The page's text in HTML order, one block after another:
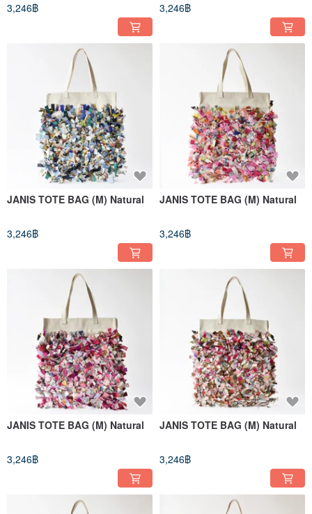
3,246฿ 3,246฿
JANIS TOTE BAG (M) Natural
3,246฿
JANIS TOTE BAG (M) Natural
3,246฿
JANIS TOTE BAG (M) Natural
3,246฿
JANIS TOTE BAG (M) Natural
3,246฿